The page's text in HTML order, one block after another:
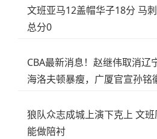
文班亚马12盖帽华子18分 马
总分0
CBA最新消息！赵继伟取消辽
海洛夫顿暴瘦，广厦官宣孙铭
狼队众志成城上演下克上 文
能做陪衬